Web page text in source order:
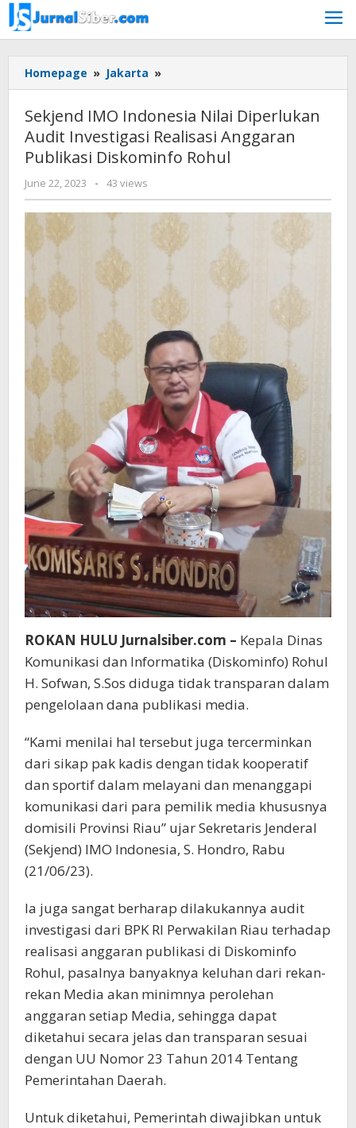
Skip
to
content
Homepage » Jakarta »
IMO
Nilai
Diperlukan
Audit
Anggaran
Publikasi
Diskominfo
Rohul
Sekjend IMO Indonesia Nilai Diperlukan
Audit Investigasi Realisasi Anggaran
Publikasi Diskominfo Rohul
June 22, 2023
by
Jurnalsiber
- 43 views
ROKAN HULU Jurnalsiber.com – Kepala Dinas
Komunikasi dan Informatika (Diskominfo) Rohul
H. Sofwan, S.Sos diduga tidak transparan dalam
pengelolaan dana publikasi media.
“Kami menilai hal tersebut juga tercerminkan
dari sikap pak kadis dengan tidak kooperatif
dan sportif dalam melayani dan menanggapi
komunikasi dari para pemilik media khususnya
domisili Provinsi Riau” ujar Sekretaris Jenderal
(Sekjend) IMO Indonesia, S. Hondro, Rabu
(21/06/23).
Ia juga sangat berharap dilakukannya audit
investigasi dari BPK RI Perwakilan Riau terhadap
realisasi anggaran publikasi di Diskominfo
Rohul, pasalnya banyaknya keluhan dari rekan-
rekan Media akan minimnya perolehan
anggaran setiap Media, sehingga dapat
diketahui secara jelas dan transparan sesuai
dengan UU Nomor 23 Tahun 2014 Tentang
Pemerintahan Daerah.
Untuk diketahui, Pemerintah diwajibkan untuk